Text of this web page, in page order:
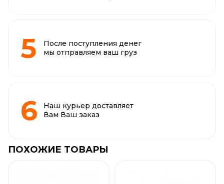
После поступления денег
мы отправляем ваш груз
Наш курьер доставляет
Вам Ваш заказ
ПОХОЖИЕ ТОВАРЫ